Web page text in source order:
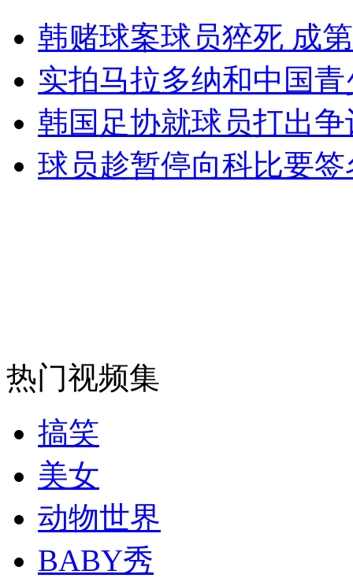
无痛分娩是否安全 医生回应
外交部：反对强权政治霸凌主义
消防员救轻生者 花炮节热闹非凡
纽约上演“枕头大战”
司机酒驾遇交警 急速倒车逃窜
韩赌球案球员猝死 成
实拍马拉多纳和中国
韩国足协就球员打出
球员趁暂停向科比要
热门视频集
搞笑
美女
动物世界
BABY秀